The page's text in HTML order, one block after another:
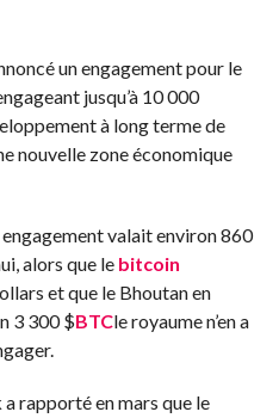
un engagement pour le
jusqu’à 10 000
à long terme de
nouvelle zone économique
engagement valait environ 860
alors que le bitcoin
et que le Bhoutan en
3 300$BTCle royaume n’en a
rapporté en mars que le